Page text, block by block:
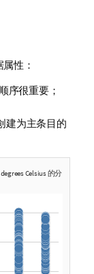
性：
序很重要；
建为主条目的
Celsius的分